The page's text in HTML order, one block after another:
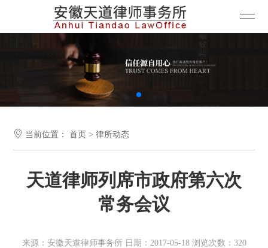
 当前位置：首页 >律所动态
天道律师列席市政府第六次
常务会议
来源：安徽天道律师事务所 日期：2017-05-18 浏览次数：320